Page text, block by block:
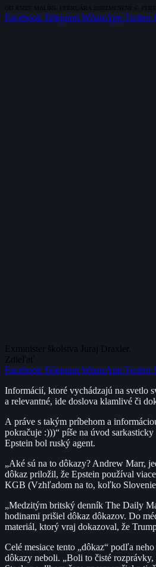
OD JOZEF MALÍK 6. FEBRUÁRA 2026 ZMENENÉ: 6.
Facebook Telegram WhatsApp Twitter
Exminister školstva Juraj Draxler.
Zdieľať
Facebook Telegram WhatsApp Twitter
Informácií, ktoré vychádzajú na svetlo
a relevantné, ide doslova klamlivé či
A práve s takým príbehom a
pokračuje :)))“ píše na úvod
Epstein bol ruský agent.
„Aké sú na to dôkazy? Andrew Marr,
dôkaz priložil, že Epstein používal
KGB (Vzhľadom na to, koľko
„Medzitým britský denník The Daily
hodinami prišiel dôkaz dôkazov. Do
materiál, ktorý vraj dokazoval, že
Celé mesiace tento „dôkaz“ podľa
dôkazy neboli. „Boli to čisté rozprávky,